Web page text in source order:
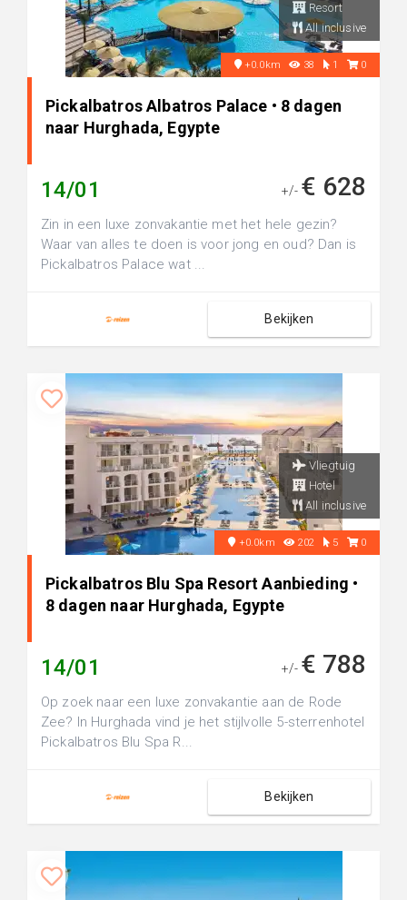
Resort
All inclusive
+0.0km 38 1 0
Pickalbatros Albatros Palace • 8 dagen
naar Hurghada, Egypte
14/01 +/- € 628
Zin in een luxe zonvakantie met het hele gezin?
Waar van alles te doen is voor jong en oud? Dan is
Pickalbatros Palace wat ...
Bekijken
Vliegtuig
Hotel
All inclusive
+0.0km 202 5 0
Pickalbatros Blu Spa Resort Aanbieding •
8 dagen naar Hurghada, Egypte
14/01 +/- € 788
Op zoek naar een luxe zonvakantie aan de Rode
Zee? In Hurghada vind je het stijlvolle 5-sterrenhotel
Pickalbatros Blu Spa R...
Bekijken